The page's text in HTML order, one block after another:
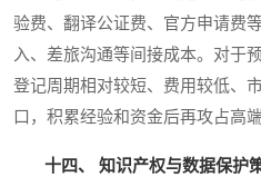
验费、翻译公证费、官方申请费
入、差旅沟通等间接成本。对于
登记周期相对较短、费用较低、
口，积累经验和资金后再攻占高端
十四、 知识产权与数据保护